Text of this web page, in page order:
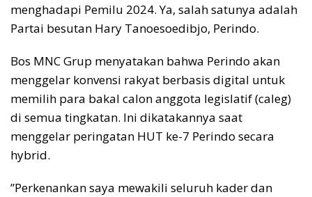
menghadapi Pemilu 2024. Ya, salah satunya adalah
Partai besutan Hary Tanoesoedibjo, Perindo.
Bos MNC Grup menyatakan bahwa Perindo akan
menggelar konvensi rakyat berbasis digital untuk
memilih para bakal calon anggota legislatif (caleg)
di semua tingkatan. Ini dikatakannya saat
menggelar peringatan HUT ke-7 Perindo secara
hybrid.
”Perkenankan saya mewakili seluruh kader dan